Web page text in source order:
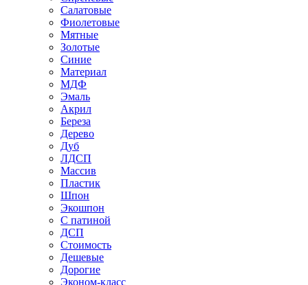
Салатовые
Фиолетовые
Мятные
Золотые
Синие
Материал
МДФ
Эмаль
Акрил
Береза
Дерево
Дуб
ЛДСП
Массив
Пластик
Шпон
Экошпон
С патиной
ДСП
Стоимость
Дешевые
Дорогие
Эконом-класс